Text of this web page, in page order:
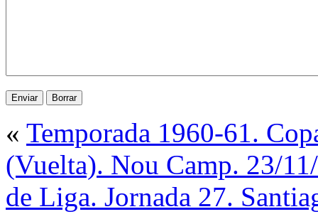
« Temporada 1960-61.
(Vuelta). Nou Camp. 23/
de Liga. Jornada 27.